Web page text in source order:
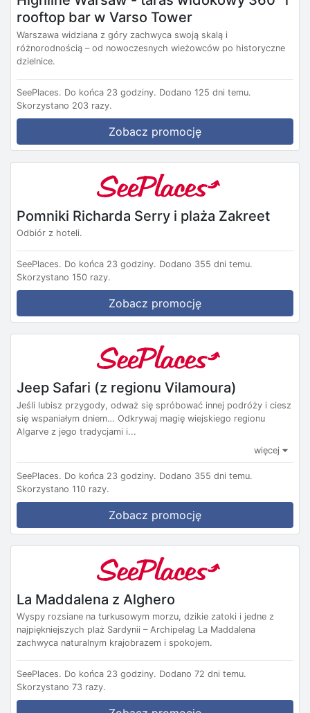
rooftop bar w Varso Tower
Warszawa widziana z góry zachwyca swoją skalą i
różnorodnością – od nowoczesnych wieżowców po historyczne
dzielnice.
SeePlaces. Do końca 23 godziny. Dodano 125 dni temu.
Skorzystano 203 razy.
Zobacz promocję
Pomniki Richarda Serry i plaża Zakreet
Odbiór z hoteli.
SeePlaces. Do końca 23 godziny. Dodano 355 dni temu.
Skorzystano 150 razy.
Zobacz promocję
Jeep Safari (z regionu Vilamoura)
Jeśli lubisz przygody, odważ się spróbować innej podróży i ciesz
się wspaniałym dniem… Odkrywaj magię wiejskiego regionu
Algarve z jego tradycjami i...
więcej
SeePlaces. Do końca 23 godziny. Dodano 355 dni temu.
Skorzystano 110 razy.
Zobacz promocję
La Maddalena z Alghero
Wyspy rozsiane na turkusowym morzu, dzikie zatoki i jedne z
najpiękniejszych plaż Sardynii – Archipelag La Maddalena
zachwyca naturalnym krajobrazem i spokojem.
SeePlaces. Do końca 23 godziny. Dodano 72 dni temu.
Skorzystano 73 razy.